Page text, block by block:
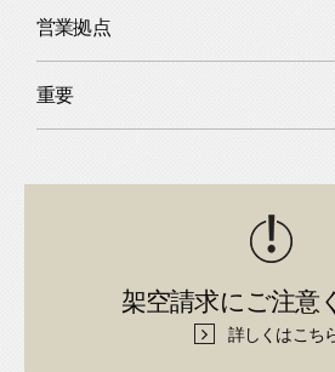
営業拠点
重要
架空請求にご注意
詳しくはこち